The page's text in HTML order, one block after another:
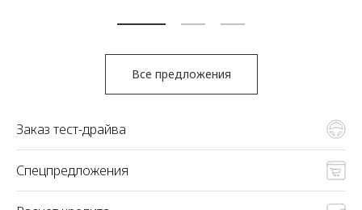
Все предложения
Заказ тест-драйва
Спецпредложения